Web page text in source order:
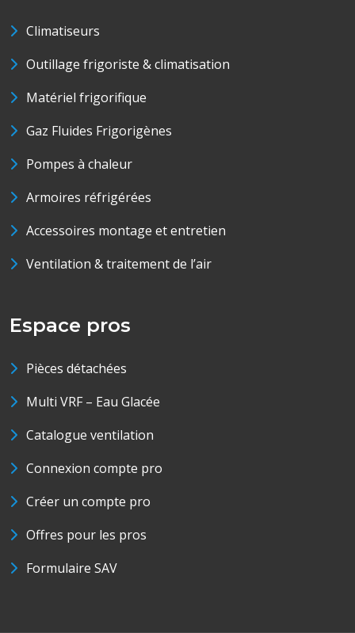
Climatiseurs
Outillage frigoriste & climatisation
Matériel frigorifique
Gaz Fluides Frigorigènes
Pompes à chaleur
Armoires réfrigérées
Accessoires montage et entretien
Ventilation & traitement de l’air
Espace pros
Pièces détachées
Multi VRF – Eau Glacée
Catalogue ventilation
Connexion compte pro
Créer un compte pro
Offres pour les pros
Formulaire SAV